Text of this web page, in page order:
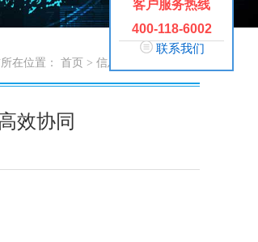
在位置： 首页 > 信息中心
效协同
客户服务热线
400-118-6002
联系我们